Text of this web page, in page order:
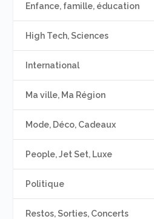
Enfance, famille, éducation
High Tech, Sciences
International
Ma ville, Ma Région
Mode, Déco, Cadeaux
People, Jet Set, Luxe
Politique
Restos, Sorties, Concerts